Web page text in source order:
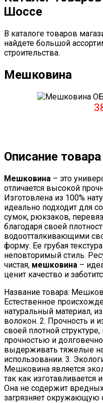
Шоссе
В каталоге товаров
найдете большой
строительства.
Мешковина
Описание товара
Мешковина – это
отличается высокой
Изготовлена из 100%
идеально подходит для
сумок, рюкзаков,
благодаря своей
водоотталкивающими
форму. Ее грубая
неповторимый стиль.
чистая, мешковина –
ценит качество и
Название товара:
Естественное
натуральный материал,
волокон. 2. Прочность и
своей плотной
прочностью и
выдерживать тяжелые
использовании. 3.
Мешковина является
так как
Она не содержит
загрязняет окружающую